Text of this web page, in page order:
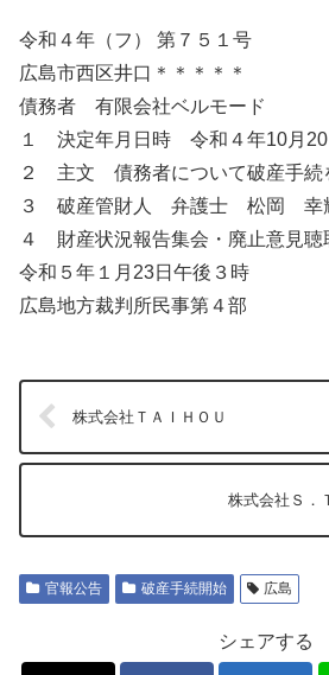
令和４年（フ） 第７５１号
広島市西区井口＊＊＊＊＊
債務者 有限会社ベルモード
１ 決定年月日時 令和４年10月20
２ 主文 債務者について破産手続
３ 破産管財人 弁護士 松岡 幸
４ 財産状況報告集会・廃止意見
令和５年１月23日午後３時
広島地方裁判所民事第４部
株式会社ＴＡＩＨＯＵ
株式会社Ｓ．
官報公告 破産手続開始 広島
シェアする